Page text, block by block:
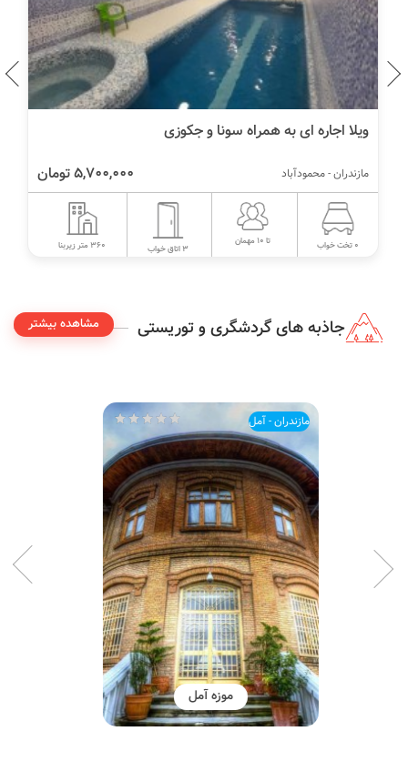
اجاره ویلا استخری روبروی شهرک خانه دریا
3,300,000 تومان مازندران - محمودآباد
6 تخت خواب تا 9 مهمان
3 اتاق خواب 180 متر زیربنا
جاذبه های گردشگری و توریستی مشاهده بیشتر
مازندران - آمل
مکان های تاریخی مازندران